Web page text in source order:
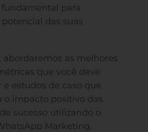
para
das suas
abordaremos as melhores
que você deve
estudos de caso que
o impacto positivo das
sucesso utilizando o
Marketing.